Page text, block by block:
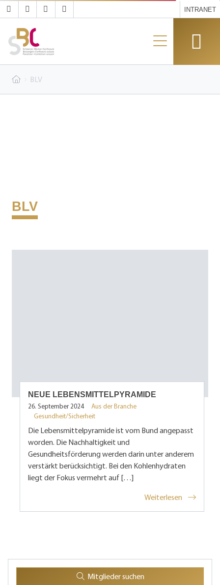
INTRANET
BLV
BLV
NEUE LEBENSMITTELPYRAMIDE
26. September 2024
Aus der Branche
Gesundheit/Sicherheit
Die Lebensmittelpyramide ist vom Bund angepasst
worden. Die Nachhaltigkeit und
Gesundheitsförderung werden darin unter anderem
verstärkt berücksichtigt. Bei den Kohlenhydraten
liegt der Fokus vermehrt auf […]
Weiterlesen
Mitglieder suchen